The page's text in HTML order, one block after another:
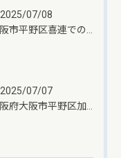
2025/07/08
2025/07/07